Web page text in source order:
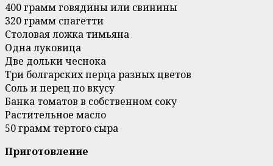
400 грамм говядины или свинины
320 грамм спагетти
Столовая ложка тимьяна
Одна луковица
Две дольки чеснока
Три болгарских перца разных цветов
Соль и перец по вкусу
Банка томатов в собственном соку
Растительное масло
50 грамм тертого сыра
Приготовление